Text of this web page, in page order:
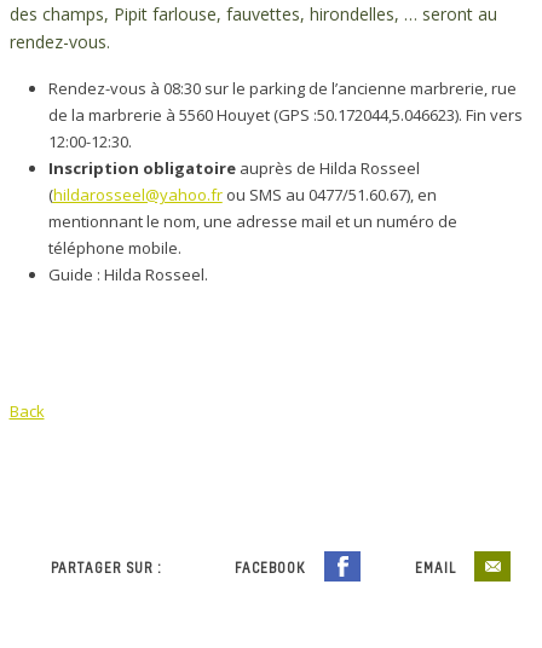
des champs, Pipit farlouse, fauvettes, hirondelles, … seront au
rendez-vous.
Rendez-vous à 08:30 sur le parking de l’ancienne marbrerie, rue
de la marbrerie à 5560 Houyet (GPS :50.172044,5.046623). Fin vers
12:00-12:30.
Inscription obligatoire auprès de Hilda Rosseel
(hildarosseel@yahoo.frou SMS au 0477/51.60.67), en
mentionnant le nom, une adresse mail et un numéro de
téléphone mobile.
Guide : Hilda Rosseel.
Back
PARTAGER SUR : FACEBOOK EMAIL